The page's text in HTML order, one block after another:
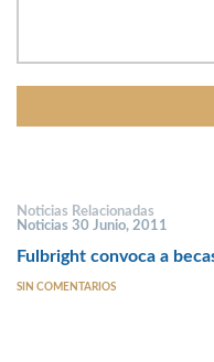
Noticias Relacionadas
Noticias 30 Junio, 2011
Fulbright convoca a
SIN COMENTARIOS